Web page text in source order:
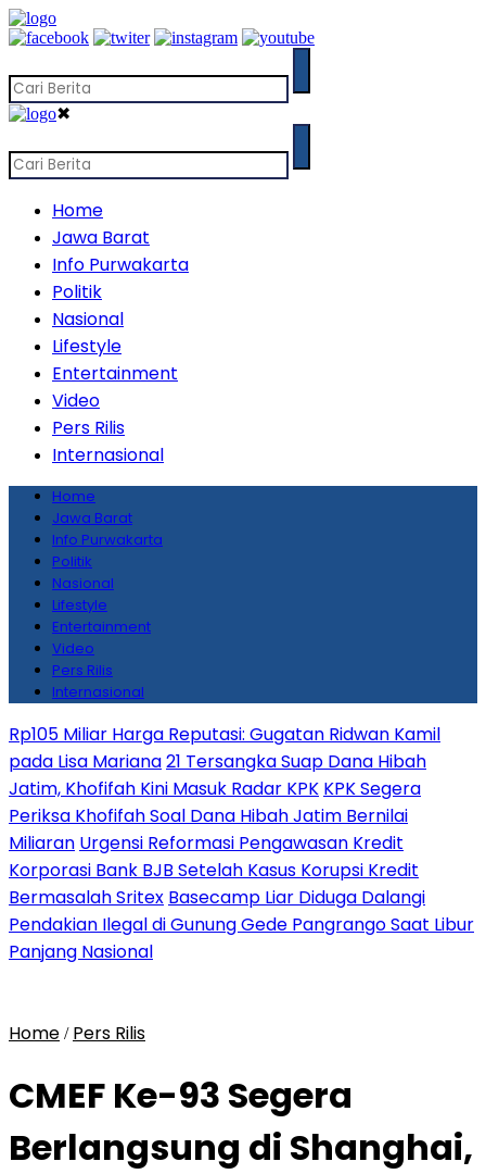
✖
Home
Jawa Barat
Info Purwakarta
Politik
Nasional
Lifestyle
Entertainment
Video
Pers Rilis
Internasional
Home
Jawa Barat
Info Purwakarta
Politik
Nasional
Lifestyle
Entertainment
Video
Pers Rilis
Internasional
Rp105 Miliar Harga Reputasi: Gugatan Ridwan Kamil
pada Lisa Mariana21 Tersangka Suap Dana Hibah
Jatim, Khofifah Kini Masuk Radar KPK KPK Segera
Periksa Khofifah Soal Dana Hibah Jatim Bernilai
Miliaran Urgensi Reformasi Pengawasan Kredit
Korporasi Bank BJB Setelah Kasus Korupsi Kredit
Bermasalah Sritex Basecamp Liar Diduga Dalangi
Pendakian Ilegal di Gunung Gede Pangrango Saat Libur
Panjang Nasional
Home / Pers Rilis
CMEF Ke-93 Segera
Berlangsung di Shanghai,